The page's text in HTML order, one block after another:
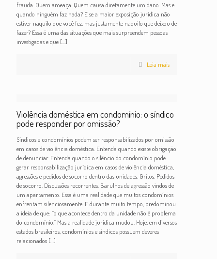
frauda. Quem ameaça. Quem causa diretamente um dano. Mas e
quando ninguém faz nada? E se a maior exposição jurídica não
estiver naquilo que você fez, mas justamente naquilo que deixou de
fazer? Essa é uma das situações que mais surpreendem pessoas
investigadas e que[…]
Leia mais
Violência doméstica em condomínio: o síndico
pode responder por omissão?
Síndicos e condomínios podem ser responsabilizados por omissão
em casos de violência doméstica. Entenda quando existe obrigação
de denunciar. Entenda quando o silêncio do condomínio pode
gerar responsabilização jurídica em casos de violência doméstica,
agressões e pedidos de socorro dentro das unidades. Gritos. Pedidos
de socorro. Discussões recorrentes. Barulhos de agressão vindos de
um apartamento. Essa é uma realidade que muitos condomínios
enfrentam silenciosamente. E durante muito tempo, predominou
a ideia de que: “o que acontece dentro da unidade não é problema
do condomínio.” Mas a realidade jurídica mudou. Hoje, em diversos
estados brasileiros, condomínios e síndicos possuem deveres
relacionados[…]